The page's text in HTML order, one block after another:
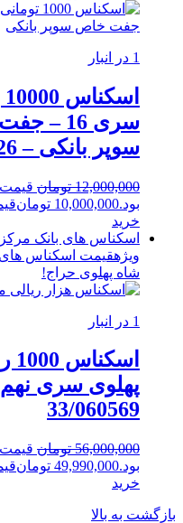
1 در انبار
سوپر بانکی – 29/26-444443&4
12,000,000 تومان
بود.10,000,000 تومانقیمت
خرید
اسکناس های بانک
ویژهقیمت اسکناس های
شاه پهلوی حراج!
1 در انبار
پهلوی سری
33/060569
56,000,000 تومان
بود.49,990,000 تومانقیمت
خرید
بازگشت به بالا